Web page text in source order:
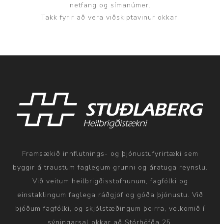
netfang og símanúmer.
Takk fyrir að vera viðskiptavinur okkar.
Framsækið innflutnings- og þjónustufyrirtæki sem
byggir á traustum faglegum grunni og áratuga reynslu.
Við veitum heilbrigðisstofnunum, fagfólki og
einstaklingum faglega ráðgjöf og góða þjónustu. Við
bjóðum fagfólki, og skjólstæðingum þeirra, velkomið í